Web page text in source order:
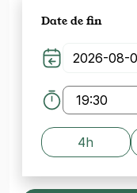
Date de fin
4h